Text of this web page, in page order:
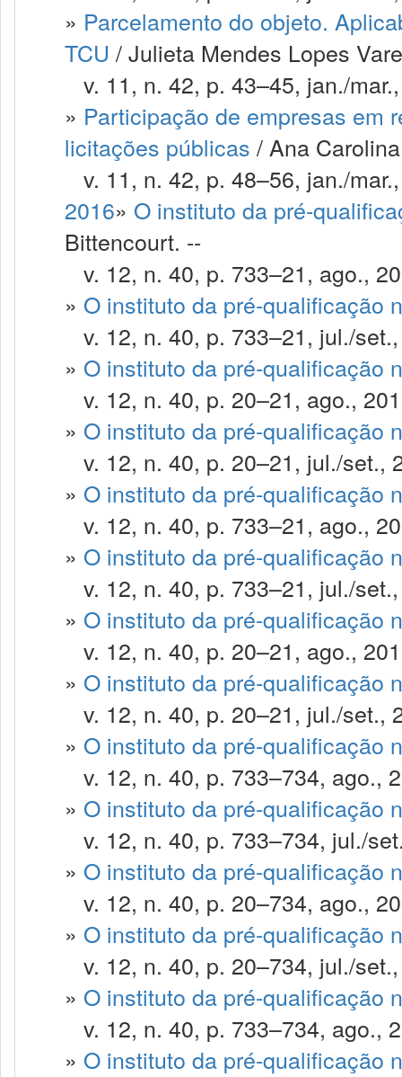
» Parcelamento do objeto.
TCU / Julieta Mendes Lopes
v. 11, n. 42, p. 43–45, jan./
» Participação de empresas em
licitações públicas / Ana
v. 11, n. 42, p. 48–56, jan./
2016» O instituto da pré-
Bittencourt. --
v. 12, n. 40, p. 733–21, ago.,
» O instituto da pré-qualificação
v. 12, n. 40, p. 733–21, jul./
» O instituto da pré-qualificação
v. 12, n. 40, p. 20–21, ago.,
» O instituto da pré-qualificação
v. 12, n. 40, p. 20–21, jul./set.,
» O instituto da pré-qualificação
v. 12, n. 40, p. 733–21, ago.,
» O instituto da pré-qualificação
v. 12, n. 40, p. 733–21, jul./
» O instituto da pré-qualificação
v. 12, n. 40, p. 20–21, ago.,
» O instituto da pré-qualificação
v. 12, n. 40, p. 20–21, jul./set.,
» O instituto da pré-qualificação
v. 12, n. 40, p. 733–734, ago.,
» O instituto da pré-qualificação
v. 12, n. 40, p. 733–734, jul./
» O instituto da pré-qualificação
v. 12, n. 40, p. 20–734, ago.,
» O instituto da pré-qualificação
v. 12, n. 40, p. 20–734, jul./
» O instituto da pré-qualificação
v. 12, n. 40, p. 733–734, ago.,
» O instituto da pré-qualificação